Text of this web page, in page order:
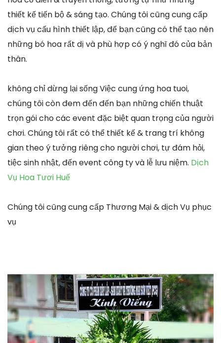
thiết kế tiến bộ & sáng tạo. Chúng tôi cũng cung cấp
dịch vụ cấu hình thiết lập, để bạn cũng có thể tạo nên
những bó hoa rất dị và phù hợp có ý nghĩ đó của bản
thân.
không chỉ dừng lại sống Việc cung ứng hoa tuoi,
chúng tôi còn đem đến đến bạn những chiến thuật
trọn gói cho các event đặc biệt quan trọng của người
chơi. Chúng tôi rất có thể thiết kế & trang trí không
gian theo ý tưởng riêng cho người chơi, tự đám hỏi,
tiệc sinh nhật, đến event công ty và lễ lưu niệm. Dịch
Vụ Hoa Tươi Huế
Chúng tôi cũng cung cấp Thương Mại & dịch Vụ phục
vụ